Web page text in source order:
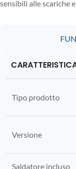
sensibili alle scariche
Tipo prodotto
Versione
Saldatore incluso